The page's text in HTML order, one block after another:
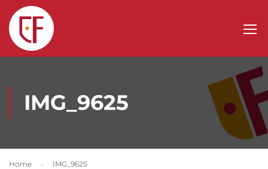
IMG_9625
Home IMG_9625